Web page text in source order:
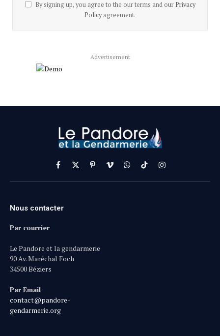
By signing up, you agree to the our terms and our Privacy
Policyagreement.
Advertisement
Facebook
X
(Twitter)
PinterestVimeoWhatsApp
TikTokInstagram
Nous contacter
Par courrier
Le Pandore et la gendarmerie
90 Av. Maréchal Foch
34500 Béziers
Par Email
contact@pandore-
gendarmerie.org